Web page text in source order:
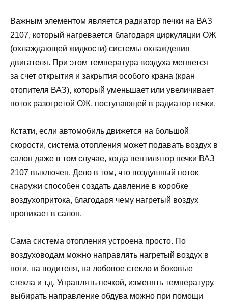
Важным элементом является радиатор печки на ВАЗ
2107, который нагревается благодаря циркуляции ОЖ
(охлаждающей жидкости) системы охлаждения
двигателя. При этом температура воздуха меняется
за счет открытия и закрытия особого крана (кран
отопителя ВАЗ), который уменьшает или увеличивает
поток разогретой ОЖ, поступающей в радиатор печки.
Кстати, если автомобиль движется на большой
скорости, система отопления может подавать воздух в
салон даже в том случае, когда вентилятор печки ВАЗ
2107 выключен. Дело в том, что воздушный поток
снаружи способен создать давление в коробке
воздухопритока, благодаря чему нагретый воздух
проникает в салон.
Сама система отопления устроена просто. По
воздуховодам можно направлять нагретый воздух в
ноги, на водителя, на лобовое стекло и боковые
стекла и т.д. Управлять печкой, изменять температуру,
выбирать направление обдува можно при помощи